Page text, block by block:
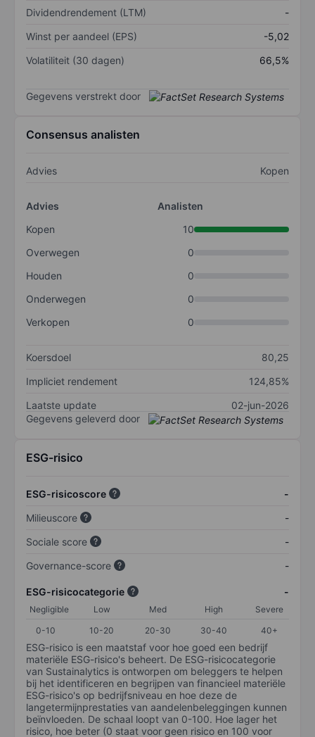
Dividendrendement (LTM)
-
Winst per aandeel (EPS)
-5,02
Volatiliteit (30 dagen)
66,5%
Gegevens verstrekt door
Consensus analisten
Advies Kopen
Advies
Analisten
Kopen
10
Overwegen
0
Houden
0
Onderwegen
0
Verkopen
0
Koersdoel
80,25
Impliciet rendement
124,85%
Laatste update
02-jun-2026
Gegevens geleverd door
ESG-risico
ESG-risicoscore
-
Milieuscore
-
Sociale score
-
Governance-score
-
ESG-risicocategorie -
Negligible Low Med High
Severe
0-10
10-20 20-30 30-40 40+
ESG-risico is een maatstaf voor hoe goed een bedrijf
materiële ESG-risico's beheert. De ESG-risicocategorie
van Sustainalytics is ontworpen om beleggers te helpen
bij het identificeren en begrijpen van financieel materiële
ESG-risico's op bedrijfsniveau en hoe deze de
langetermijnprestaties van aandelenbeleggingen kunnen
beïnvloeden. De schaal loopt van 0-100. Hoe lager het
risico, hoe beter (0 staat voor geen risico en 100 voor